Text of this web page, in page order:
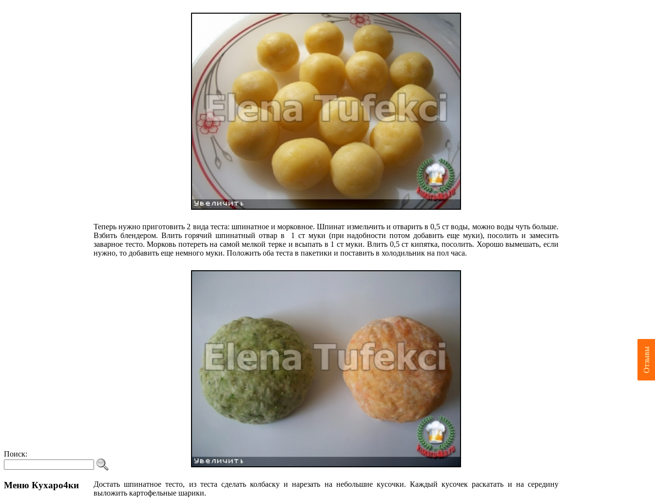
Поиск:
Меню Кухаро4ки
Теперь нужно приготовить 2 вида теста: шпинатное и морковное. Шпинат измельчить и отварить в 0,5 ст воды, можно воды чуть больше.
Взбить блендером. Влить горячий шпинатный отвар в 1 ст муки (при надобности потом добавить еще муки), посолить и замесить
заварное тесто. Морковь потереть на самой мелкой терке и всыпать в 1 ст муки. Влить 0,5 ст кипятка, посолить. Хорошо вымешать, если
нужно, то добавить еще немного муки. Положить оба теста в пакетики и поставить в холодильник на пол часа.
Достать шпинатное тесто, из теста сделать колбаску и нарезать на небольшие кусочки. Каждый кусочек раскатать и на середину
выложить картофельные шарики.
Отзывы